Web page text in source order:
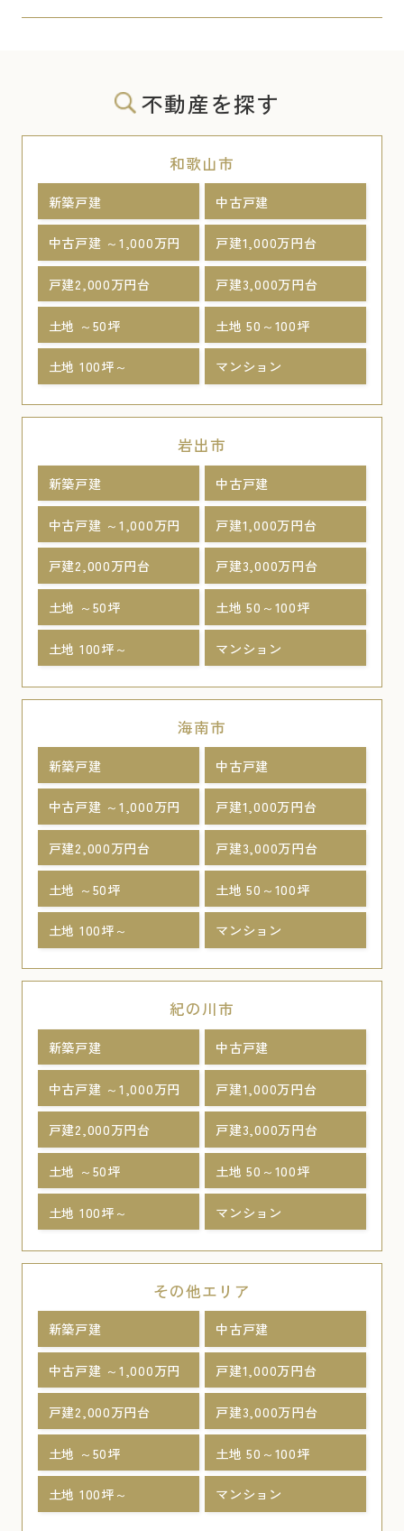
不動産を探す
和歌山市
新築戸建 中古戸建
中古戸建 ～1,000万円 戸建1,000万円台
戸建2,000万円台 戸建3,000万円台
土地 ～50坪 土地 50～100坪
土地 100坪～ マンション
岩出市
新築戸建 中古戸建
中古戸建 ～1,000万円 戸建1,000万円台
戸建2,000万円台 戸建3,000万円台
土地 ～50坪 土地 50～100坪
土地 100坪～ マンション
海南市
新築戸建 中古戸建
中古戸建 ～1,000万円 戸建1,000万円台
戸建2,000万円台 戸建3,000万円台
土地 ～50坪 土地 50～100坪
土地 100坪～ マンション
紀の川市
新築戸建 中古戸建
中古戸建 ～1,000万円 戸建1,000万円台
戸建2,000万円台 戸建3,000万円台
土地 ～50坪 土地 50～100坪
土地 100坪～ マンション
その他エリア
新築戸建 中古戸建
中古戸建 ～1,000万円 戸建1,000万円台
戸建2,000万円台 戸建3,000万円台
土地 ～50坪 土地 50～100坪
土地 100坪～ マンション